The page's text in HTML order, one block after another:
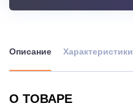
Описание Характеристики
О ТОВАРЕ